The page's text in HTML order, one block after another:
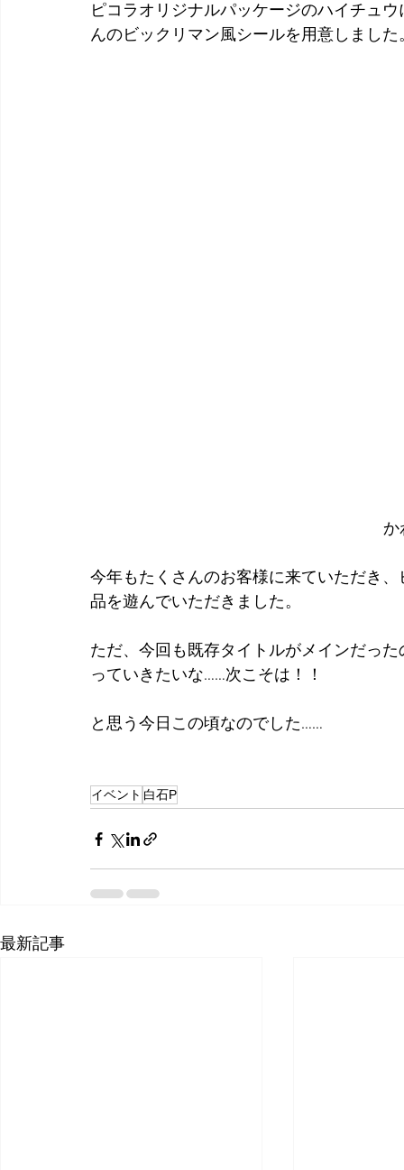
ピコラオリジナルパッケージのハイチュ
んのビックリマン風シールを用意しました
か
今年もたくさんのお客様に来ていただき
品を遊んでいただきました。
ただ、今回も既存タイトルがメインだっ
っていきたいな……次こそは！！
と思う今日この頃なのでした……
イベント 白石P
最新記事